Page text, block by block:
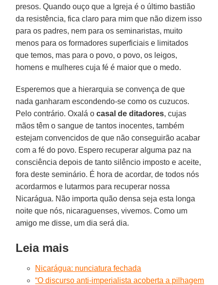
presos. Quando ouço que a Igreja é o último bastião
da resistência, fica claro para mim que não dizem isso
para os padres, nem para os seminaristas, muito
menos para os formadores superficiais e limitados
que temos, mas para o povo, o povo, os leigos,
homens e mulheres cuja fé é maior que o medo.
Esperemos que a hierarquia se convença de que
nada ganharam escondendo-se como os cuzucos.
Pelo contrário. Oxalá ocasal de ditadores, cujas
mãos têm o sangue de tantos inocentes, também
estejam convencidos de que não conseguirão acabar
com a fé do povo. Espero recuperar alguma paz na
consciência depois de tanto silêncio imposto e aceite,
fora deste seminário. É hora de acordar, de todos nós
acordarmos e lutarmos para recuperar nossa
Nicarágua. Não importa quão densa seja esta longa
noite que nós, nicaraguenses, vivemos. Como um
amigo me disse, um dia será dia.
Leia mais
Nicarágua: nunciatura fechada
“O discurso anti-imperialista acoberta a pilhagem